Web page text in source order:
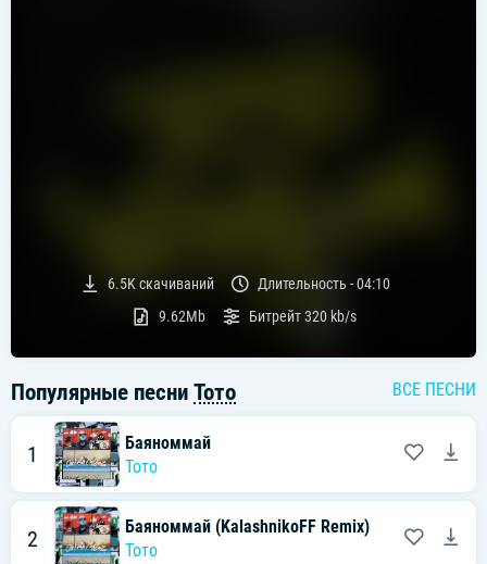
6.5Kскачиваний Длительность -04:10
9.62Mb
Битрейт320 kb/s
Популярные песни Тото ВСЕ ПЕСНИ
1
Баяноммай
Тото
2
Баяноммай (KalashnikoFF Remix)
Тото